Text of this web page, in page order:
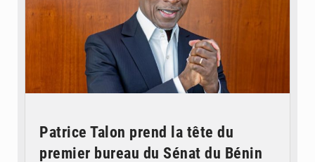
Patrice Talon prend la tête du
premier bureau du Sénat du Bénin